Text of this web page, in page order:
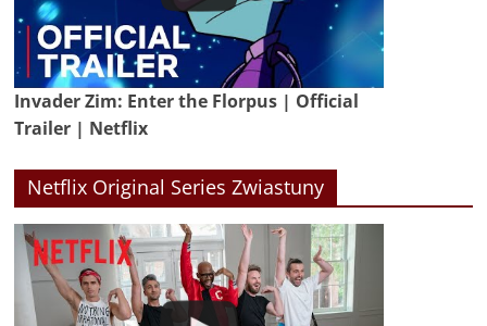
Invader Zim: Enter the Florpus | Official
Trailer | Netflix
Netflix Original Series Zwiastuny